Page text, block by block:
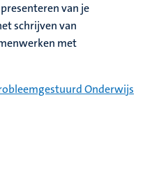
van je
schrijven van
met
Onderwijs